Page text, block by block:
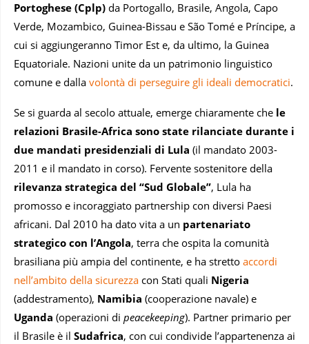
Portoghese (Cplp) da Portogallo, Brasile, Angola, Capo
Verde, Mozambico, Guinea-Bissau e São Tomé e Príncipe, a
cui si aggiungeranno Timor Est e, da ultimo, la Guinea
Equatoriale. Nazioni unite da un patrimonio linguistico
comune e dalla volontà di perseguire gli ideali democratici.
Se si guarda al secolo attuale, emerge chiaramente che le
relazioni Brasile-Africa sono state rilanciate durante i
due mandati presidenziali di Lula (il mandato 2003-
2011 e il mandato in corso). Fervente sostenitore della
rilevanza strategica del “Sud Globale”, Lula ha
promosso e incoraggiato partnership con diversi Paesi
africani. Dal 2010 ha dato vita a un partenariato
strategico con l’Angola, terra che ospita la comunità
brasiliana più ampia del continente, e ha stretto accordi
nell’ambito della sicurezza con Stati quali Nigeria
(addestramento), Namibia (cooperazione navale) e
Uganda (operazioni di peacekeeping). Partner primario per
il Brasile è il Sudafrica, con cui condivide l’appartenenza ai